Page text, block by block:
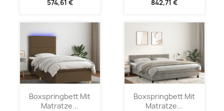
574,61 € 842,71 €
Boxspringbett Mit
Matratze...
Boxspringbett Mit
Matratze...